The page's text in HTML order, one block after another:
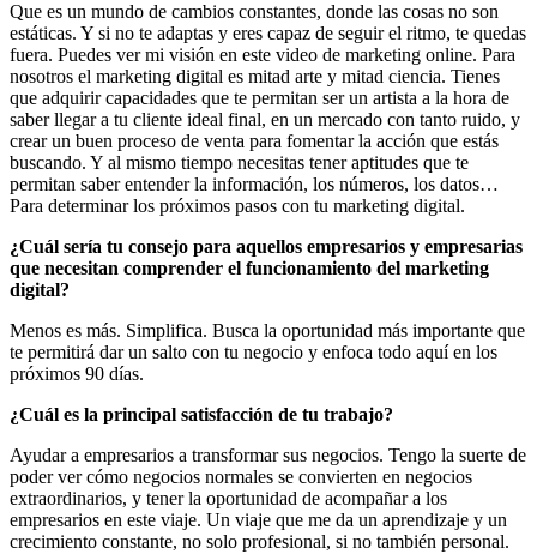
Que es un mundo de cambios constantes, donde las cosas no son
estáticas. Y si no te adaptas y eres capaz de seguir el ritmo, te quedas
fuera. Puedes ver mi visión en este video de marketing online. Para
nosotros el marketing digital es mitad arte y mitad ciencia. Tienes
que adquirir capacidades que te permitan ser un artista a la hora de
saber llegar a tu cliente ideal final, en un mercado con tanto ruido, y
crear un buen proceso de venta para fomentar la acción que estás
buscando. Y al mismo tiempo necesitas tener aptitudes que te
permitan saber entender la información, los números, los datos…
Para determinar los próximos pasos con tu marketing digital.
¿Cuál sería tu consejo para aquellos empresarios y empresarias
que necesitan comprender el funcionamiento del marketing
digital?
Menos es más. Simplifica. Busca la oportunidad más importante que
te permitirá dar un salto con tu negocio y enfoca todo aquí en los
próximos 90 días.
¿Cuál es la principal satisfacción de tu trabajo?
Ayudar a empresarios a transformar sus negocios. Tengo la suerte de
poder ver cómo negocios normales se convierten en negocios
extraordinarios, y tener la oportunidad de acompañar a los
empresarios en este viaje. Un viaje que me da un aprendizaje y un
crecimiento constante, no solo profesional, si no también personal.